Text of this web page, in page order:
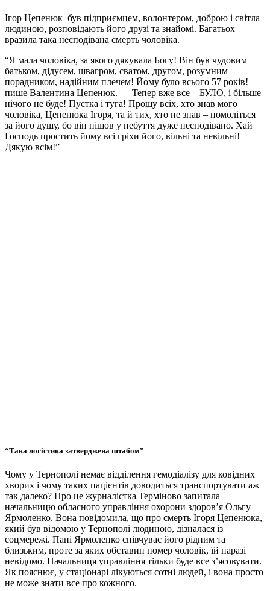
Ігор Цепенюк був підприємцем, волонтером, доброю і світла
людиною, розповідають його друзі та знайомі. Багатьох
вразила така несподівана смерть чоловіка.
“Я мала чоловіка, за якого дякувала Богу! Він був чудовим
батьком, дідусем, швагром, сватом, другом, розумним
порадником, надійним плечем! Йому було всього 57 років! –
пише Валентина Цепенюк. – Тепер вже все – БУЛО, і більше
нічого не буде! Пустка і туга! Прошу всіх, хто знав мого
чоловіка, Цепенюка Ігоря, та й тих, хто не знав – помоліться
за його душу, бо він пішов у небуття дуже несподівано. Хай
Господь простить йому всі гріхи його, вільні та невільні!
Дякую всім!”
“Така логістика затверджена штабом”
Чому у Тернополі немає відділення гемодіалізу для ковідних
хворих і чому таких пацієнтів доводиться транспортувати аж
так далеко? Про це журналістка Терміново запитала
начальницю обласного управління охорони здоров’я Ольгу
Ярмоленко. Вона повідомила, що про смерть Ігоря Цепенюка,
який був відомою у Тернополі людиною, дізналася із
соцмережі. Пані Ярмоленко співчуває його рідним та
близьким, проте за яких обставин помер чоловік, їй наразі
невідомо. Начальниця управління тільки буде все з’ясовувати.
Як пояснює, у стаціонарі лікуються сотні людей, і вона просто
не може знати все про кожного.